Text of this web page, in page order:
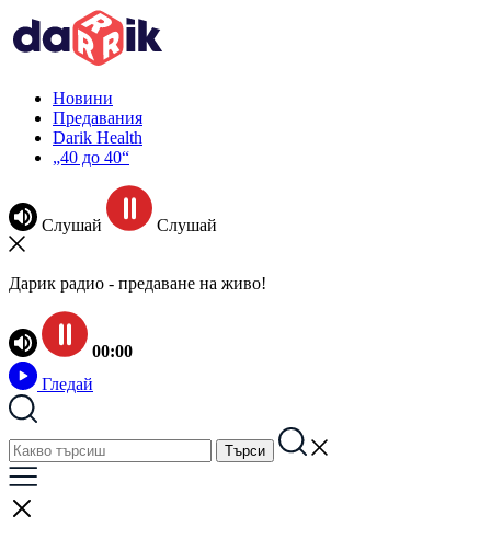
Новини
Предавания
Darik Health
„40 до 40“
Слушай Слушай
Дарик радио - предаване на живо!
00:00
Гледай